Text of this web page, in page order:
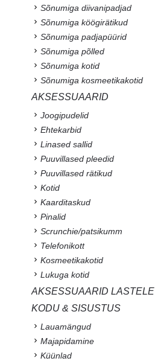
Sõnumiga diivanipadjad
Sõnumiga köögirätikud
Sõnumiga padjapüürid
Sõnumiga põlled
Sõnumiga kotid
Sõnumiga kosmeetikakotid
AKSESSUAARID
Joogipudelid
Ehtekarbid
Linased sallid
Puuvillased pleedid
Puuvillased rätikud
Kotid
Kaarditaskud
Pinalid
Scrunchie/patsikumm
Telefonikott
Kosmeetikakotid
Lukuga kotid
AKSESSUAARID LASTELE
KODU & SISUSTUS
Lauamängud
Majapidamine
Küünlad